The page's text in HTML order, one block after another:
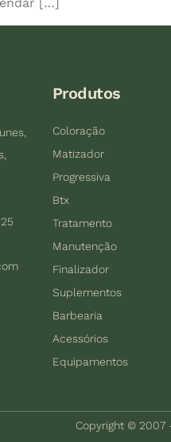
Produtos
Coloração
Matizador
Progressiva
Btx
Tratamento
Manutenção
Finalizador
Suplementos
Barbearia
Acessórios
Equipamentos
Copyright © 2007